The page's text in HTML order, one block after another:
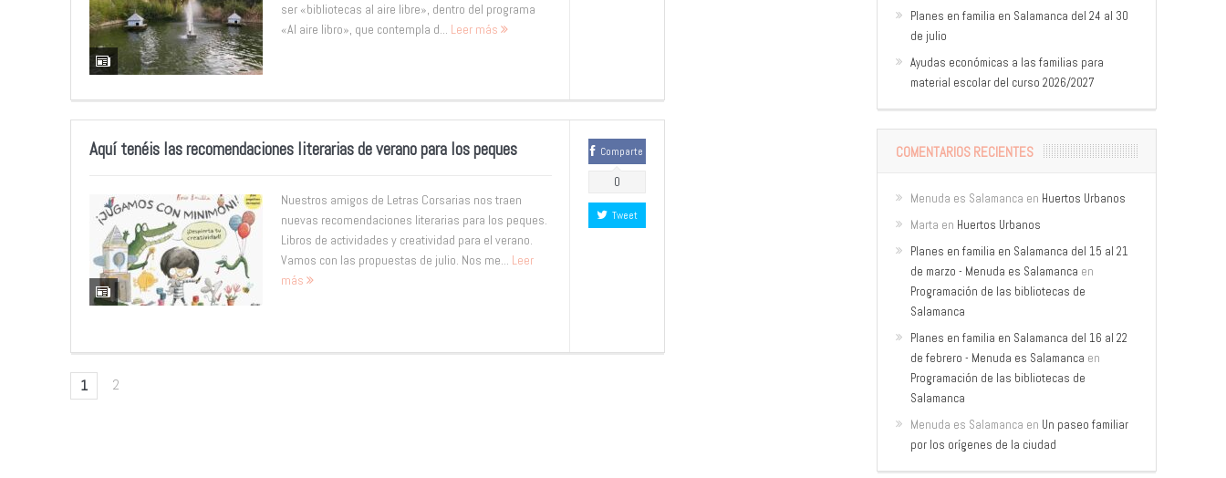
ser «bibliotecas al aire libre», dentro del programa
«Al aire libro», que contempla d... Leer más
Aquí tenéis las recomendaciones literarias de verano para los peques
Nuestros amigos de Letras Corsarias nos traen
nuevas recomendaciones literarias para los peques.
Libros de actividades y creatividad para el verano.
Vamos con las propuestas de julio. Nos me... Leer
más
Comparte
0
Tweet
1 2
Planes en familia en Salamanca del 24 al 30
de julio
Ayudas económicas a las familias para
material escolar del curso 2026/2027
COMENTARIOS RECIENTES
Menuda es Salamanca en Huertos Urbanos
Marta en Huertos Urbanos
Planes en familia en Salamanca del 15 al 21
de marzo - Menuda es Salamanca en
Programación de las bibliotecas de
Salamanca
Planes en familia en Salamanca del 16 al 22
de febrero - Menuda es Salamanca en
Programación de las bibliotecas de
Salamanca
Menuda es Salamanca en Un paseo familiar
por los orígenes de la ciudad